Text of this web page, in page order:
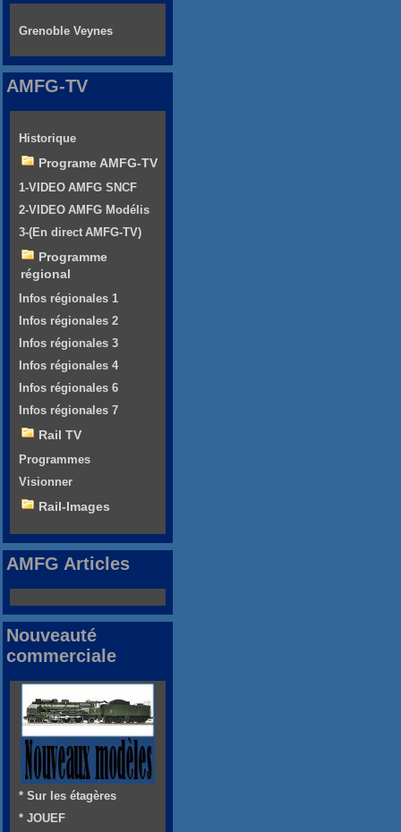
Grenoble Veynes
AMFG-TV
Historique
Programe AMFG-TV
1-VIDEO AMFG SNCF
2-VIDEO AMFG Modélis
3-(En direct AMFG-TV)
Programme
régional
Infos régionales 1
Infos régionales 2
Infos régionales 3
Infos régionales 4
Infos régionales 6
Infos régionales 7
Rail TV
Programmes
Visionner
Rail-Images
AMFG Articles
Nouveauté
commerciale
* Sur les étagères
* JOUEF